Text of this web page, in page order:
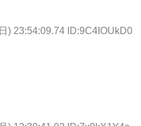
) 23:54:09.74 ID:9C4IOUkD0